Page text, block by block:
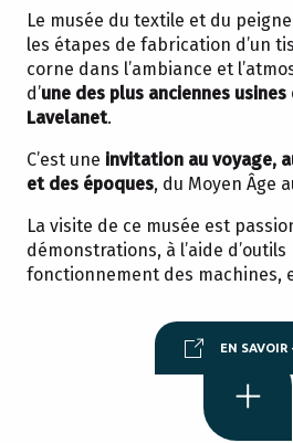
Le musée du textile et du
les étapes de fabrication d’un
corne dans l’ambiance et
d’une des plus anciennes usines
Lavelanet.
C’est une invitation au voyage,
et des époques, du Moyen Âge
La visite de ce musée est
démonstrations, à l’aide
fonctionnement des machines,
EN SAVOIR
J’ai aimé découvrir
textile et la fabrication du
corne